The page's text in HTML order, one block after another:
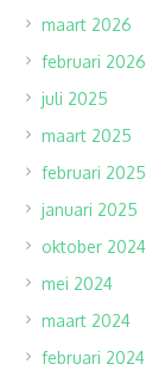
maart 2026
februari 2026
juli 2025
maart 2025
februari 2025
januari 2025
oktober 2024
mei 2024
maart 2024
februari 2024